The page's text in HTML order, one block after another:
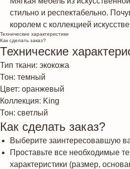
стильно и респектабельно.
королем с коллекцией
Технические характеристики
Как сделать заказ?
Технические
Тип ткани: экокожа
Тон: темный
Цвет: оранжевый
Коллекция: King
Тон: светлый
Как сделать заказ?
Выберите заинтересовавшую
Проставьте все необходимые
характеристики (размер,